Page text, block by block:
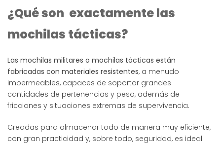
¿Qué son exactamente las
mochilas tácticas?
Las mochilas militares o mochilas tácticas están
fabricadas con materiales resistentes, a menudo
impermeables, capaces de soportar grandes
cantidades de pertenencias y peso, además de
fricciones y situaciones extremas de supervivencia.
Creadas para almacenar todo de manera muy eficiente,
con gran practicidad y, sobre todo, seguridad, es ideal